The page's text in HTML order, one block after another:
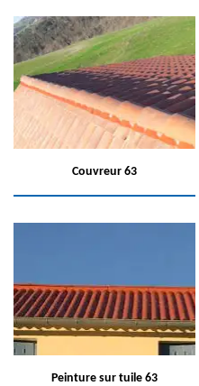
Couvreur 63
Peinture sur tuile 63